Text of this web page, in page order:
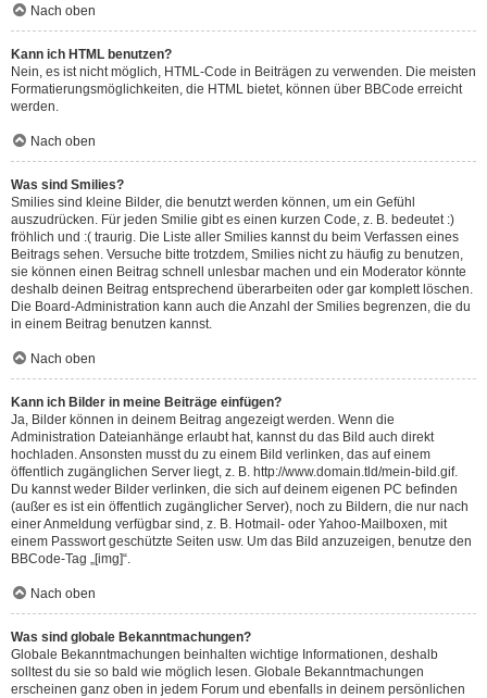
Nach oben
Kann ich HTML benutzen?
Nein, es ist nicht möglich, HTML-Code in Beiträgen zu verwenden. Die meisten
Formatierungsmöglichkeiten, die HTML bietet, können über BBCode erreicht
werden.
Nach oben
Was sind Smilies?
Smilies sind kleine Bilder, die benutzt werden können, um ein Gefühl
auszudrücken. Für jeden Smilie gibt es einen kurzen Code, z. B. bedeutet :)
fröhlich und :( traurig. Die Liste aller Smilies kannst du beim Verfassen eines
Beitrags sehen. Versuche bitte trotzdem, Smilies nicht zu häufig zu benutzen,
sie können einen Beitrag schnell unlesbar machen und ein Moderator könnte
deshalb deinen Beitrag entsprechend überarbeiten oder gar komplett löschen.
Die Board-Administration kann auch die Anzahl der Smilies begrenzen, die du
in einem Beitrag benutzen kannst.
Nach oben
Kann ich Bilder in meine Beiträge einfügen?
Ja, Bilder können in deinem Beitrag angezeigt werden. Wenn die
Administration Dateianhänge erlaubt hat, kannst du das Bild auch direkt
hochladen. Ansonsten musst du zu einem Bild verlinken, das auf einem
öffentlich zugänglichen Server liegt, z. B. http://www.domain.tld/mein-bild.gif.
Du kannst weder Bilder verlinken, die sich auf deinem eigenen PC befinden
(außer es ist ein öffentlich zugänglicher Server), noch zu Bildern, die nur nach
einer Anmeldung verfügbar sind, z. B. Hotmail- oder Yahoo-Mailboxen, mit
einem Passwort geschützte Seiten usw. Um das Bild anzuzeigen, benutze den
BBCode-Tag „[img]“.
Nach oben
Was sind globale Bekanntmachungen?
Globale Bekanntmachungen beinhalten wichtige Informationen, deshalb
solltest du sie so bald wie möglich lesen. Globale Bekanntmachungen
erscheinen ganz oben in jedem Forum und ebenfalls in deinem persönlichen